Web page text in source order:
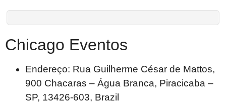
Chicago Eventos
Endereço: Rua Guilherme César de Mattos,
900 Chacaras – Água Branca, Piracicaba –
SP, 13426-603, Brazil